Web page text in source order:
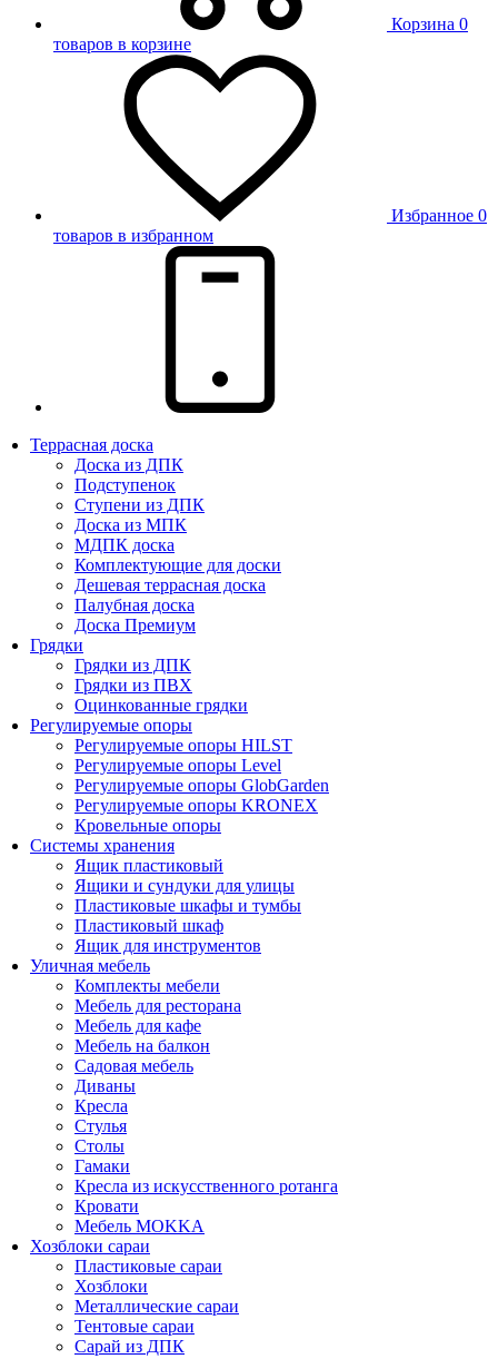
Корзина 0
товаров в корзине
Избранное 0
товаров в избранном
Террасная доска
Доска из ДПК
Подступенок
Ступени из ДПК
Доска из МПК
МДПК доска
Комплектующие для доски
Дешевая террасная доска
Палубная доска
Доска Премиум
Грядки
Грядки из ДПК
Грядки из ПВХ
Оцинкованные грядки
Регулируемые опоры
Регулируемые опоры HILST
Регулируемые опоры Level
Регулируемые опоры GlobGarden
Регулируемые опоры KRONEX
Кровельные опоры
Системы хранения
Ящик пластиковый
Ящики и сундуки для улицы
Пластиковые шкафы и тумбы
Пластиковый шкаф
Ящик для инструментов
Уличная мебель
Комплекты мебели
Мебель для ресторана
Мебель для кафе
Мебель на балкон
Садовая мебель
Диваны
Кресла
Стулья
Столы
Гамаки
Кресла из искусственного ротанга
Кровати
Мебель MOKKA
Хозблоки сараи
Пластиковые сараи
Хозблоки
Металлические сараи
Тентовые сараи
Сарай из ДПК